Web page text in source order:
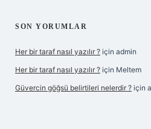
SON YORUMLAR
Her bir taraf nasıl yazılır ? için admin
Her bir taraf nasıl yazılır ? için Meltem
Güvercin göğsü belirtileri nelerdir ? için